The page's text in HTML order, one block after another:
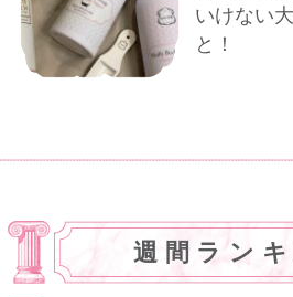
いけない
と
週間ラン